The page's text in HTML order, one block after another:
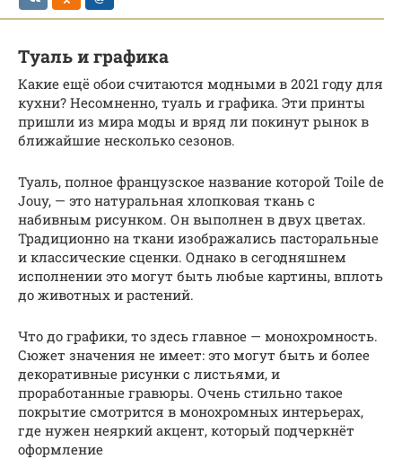
Туаль и графика
Какие ещё обои считаются модными в 2021 году для
кухни? Несомненно, туаль и графика. Эти принты
пришли из мира моды и вряд ли покинут рынок в
ближайшие несколько сезонов.
Туаль, полное французское название которой Toile de
Jouy, — это натуральная хлопковая ткань с
набивным рисунком. Он выполнен в двух цветах.
Традиционно на ткани изображались пасторальные
и классические сценки. Однако в сегодняшнем
исполнении это могут быть любые картины, вплоть
до животных и растений.
Что до графики, то здесь главное — монохромность.
Сюжет значения не имеет: это могут быть и более
декоративные рисунки с листьями, и
проработанные гравюры. Очень стильно такое
покрытие смотрится в монохромных интерьерах,
где нужен неяркий акцент, который подчеркнёт
оформление